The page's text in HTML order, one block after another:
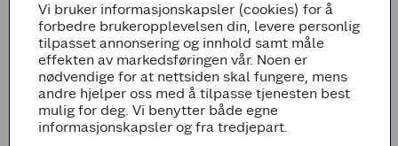
Fredag 07:00 - 23:00
Lørdag 07:00 - 23:00
AVVIKENDE ÅPNINGSTIDER
Vi bruker informasjonskapsler (cookies) for å
forbedre brukeropplevelsen din, levere personlig
tilpasset annonsering og innhold samt måle
effekten av markedsføringen vår. Noen er
nødvendige for at nettsiden skal fungere, mens
andre hjelper oss med å tilpasse tjenesten best
mulig for deg. Vi benytter både egne
informasjonskapsler og fra tredjepart.